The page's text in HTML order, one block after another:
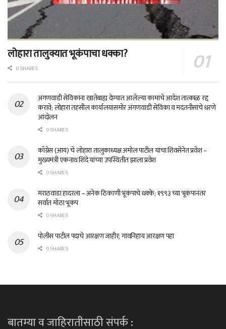
लोहारा तालुक्यात भूकंपाचा धक्का?
0 SHARES
अंगणवाडी सेविकांना खातेबाह्य देण्यात आलेल्या कामांचे आदेश तात्काळ रद्द
करावे; लोहारा तहसील कार्यालयासमोर अंगणवाडी सेविका व मदतनीसांचे धरणे
आंदोलन
0 SHARES
काँग्रेस (आय) चे लोहारा तालुकाध्यक्ष अमोल पाटील यांचा शिवसेनेत प्रवेश –
मुख्यमंत्री एकनाथ शिंदे यांच्या उपस्थितीत झाला प्रवेश
0 SHARES
मराठवाडा हादरला – अनेक ठिकाणी भूकंपाचे धक्के; १९९३ च्या भूकंपानंतर
सर्वात मोठा भूकंप
0 SHARES
पोलीस पाटील पदाचे आरक्षण जाहीर; गावनिहाय आरक्षण पहा
0 SHARES
बातम्या व जाहिरातीसाठी संपर्क :